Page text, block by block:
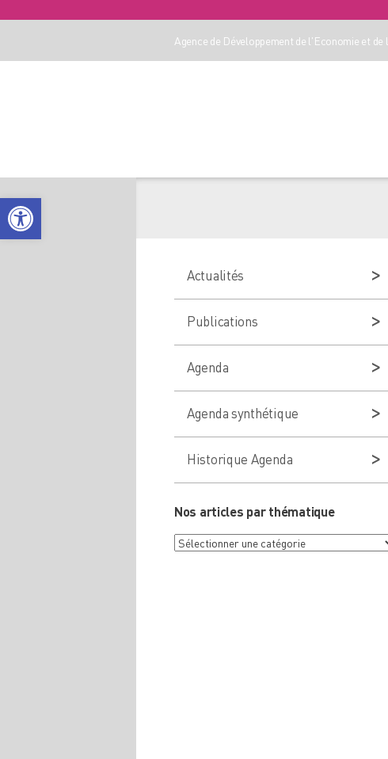
Agence de Développement de l'Economie et
Actualités
Publications
Agenda
Agenda synthétique
Historique Agenda
Nos articles par thématique
Nos
articles
Ouvrir la barre d’outils